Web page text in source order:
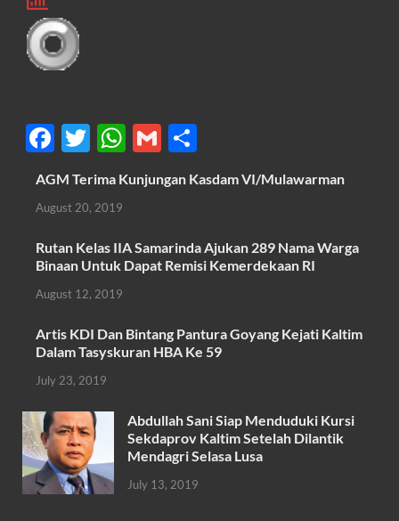
F
ac
e
b
o
o
k
T
w
itt
er
W
h
at
A
p
G
ail
h
ar
AGM Terima Kunjungan Kasdam VI/Mulawarman
August 20, 2019
Rutan Kelas IIA Samarinda Ajukan 289 Nama Warga
Binaan Untuk Dapat Remisi Kemerdekaan RI
August 12, 2019
Artis KDI Dan Bintang Pantura Goyang Kejati Kaltim
Dalam Tasyskuran HBA Ke 59
July 23, 2019
Abdullah Sani Siap Menduduki Kursi
Sekdaprov Kaltim Setelah Dilantik
Mendagri Selasa Lusa
July 13, 2019